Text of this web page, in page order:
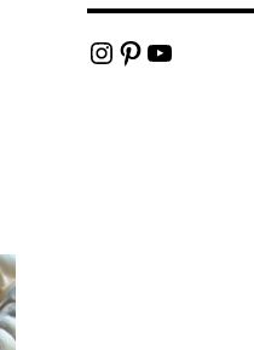
Instagram
Pinterest
YouTube